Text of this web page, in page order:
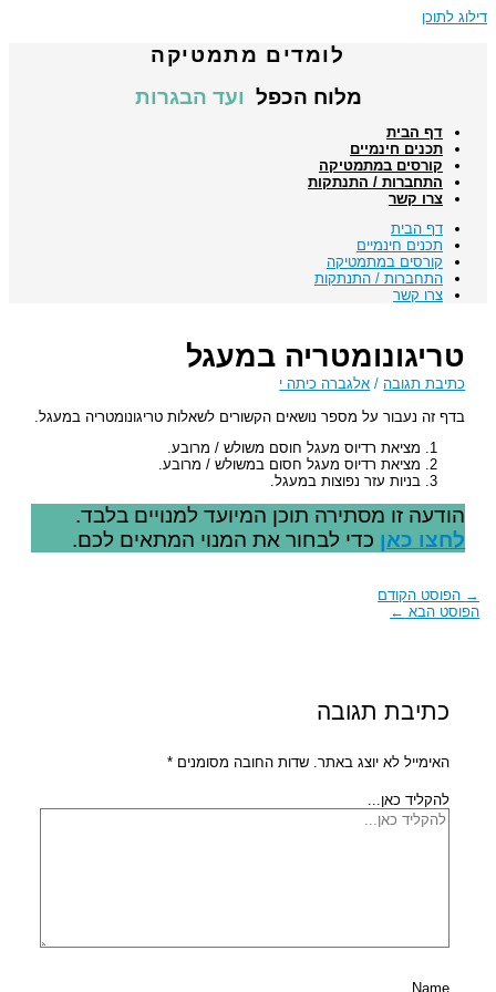
דילוג לתוכן
לומדים מתמטיקה
מלוח הכפל ועד הבגרות
דף הבית
תכנים חינמיים
קורסים במתמטיקה
התחברות / התנתקות
צרו קשר
דף הבית
תכנים חינמיים
קורסים במתמטיקה
התחברות / התנתקות
צרו קשר
טריגונומטריה במעגל
כתיבת תגובה / אלגברה כיתה י
בדף זה נעבור על מספר נושאים הקשורים לשאלות טריגונומטריה במעגל.
מציאת רדיוס מעגל חוסם משולש / מרובע.
מציאת רדיוס מעגל חסום במשולש / מרובע.
בניות עזר נפוצות במעגל.
הודעה זו מסתירה תוכן המיועד למנויים בלבד.
לחצו כאן כדי לבחור את המנוי המתאים לכם.
→ הפוסט הקודם
הפוסט הבא ←
כתיבת תגובה
האימייל לא יוצג באתר. שדות החובה מסומנים*
להקליד כאן...
Name